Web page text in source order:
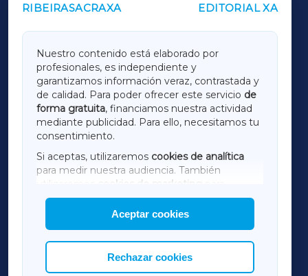
RIBEIRASACRAXA EDITORIAL XA
Nuestro contenido está elaborado por
profesionales, es independiente y
garantizamos información veraz, contrastada y
de calidad. Para poder ofrecer este servicio de
forma gratuita, financiamos nuestra actividad
mediante publicidad. Para ello, necesitamos tu
consentimiento.
Si aceptas, utilizaremos cookies de analítica
para medir nuestra audiencia. También
utilizaremos
cookies de marketing
mostrar publicidad de terceros.
Asimismo, puedes personalizar la elección de
las cookies que deseas permitir.
Aceptar cookies
Rechazar cookies
OUTROS PERIÓDICOS
LUGOXA
TERRACHAXA
AMARIÑAXA
RIBEIRASACRAXA
ACORUÑAXA